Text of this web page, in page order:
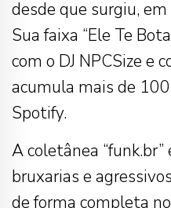
desde que surgiu,
Sua faixa “Ele Te
com o DJ NPCSize e
acumula mais de
Spotify.
A coletânea
bruxarias e
de forma completa